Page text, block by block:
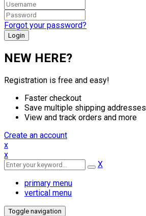
Forgot your password?
NEW HERE?
Registration is free and easy!
Faster checkout
Save multiple shipping addresses
View and track orders and more
Create an account
x
x
X
primary menu
vertical menu
Toggle navigation